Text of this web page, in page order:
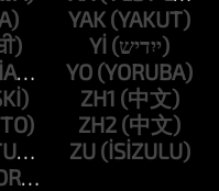
YAK
YI
YO
ZH1
ZH2
ZU